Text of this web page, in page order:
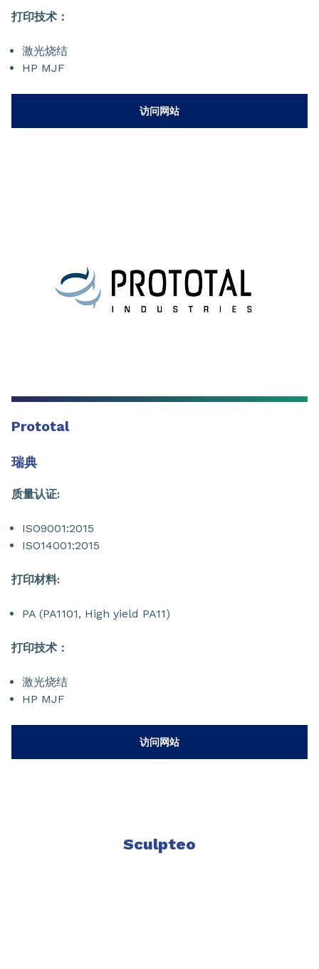
打印技术：
激光烧结
HP MJF
访问网站
Prototal
瑞典
质量认证:
ISO9001:2015
ISO14001:2015
打印材料:
PA (PA1101, High yield PA11)
打印技术：
激光烧结
HP MJF
访问网站
Sculpteo